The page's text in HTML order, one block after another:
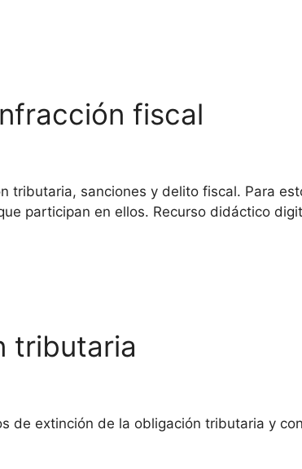
fiscal
tributaria, sanciones y delito fiscal. Para
participan en ellos. Recurso didáctico
tributaria
de extinción de la obligación tributaria y